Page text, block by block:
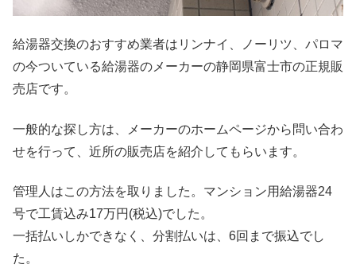
給湯器交換のおすすめ業者はリンナイ、ノーリツ、パロマ
の今ついている給湯器のメーカーの静岡県富士市の正規販
売店です。
一般的な探し方は、メーカーのホームページから問い合わ
せを行って、近所の販売店を紹介してもらいます。
管理人はこの方法を取りました。マンション用給湯器24
号で工賃込み17万円(税込)でした。
一括払いしかできなく、分割払いは、6回まで振込でし
た。